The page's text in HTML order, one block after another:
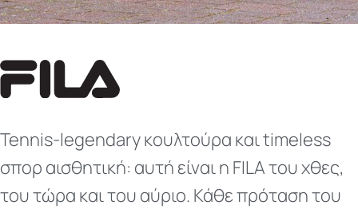
Tennis-legendary κουλτούρα και timeless
σπορ αισθητική: αυτή είναι η FILA του χθες,
του τώρα και του αύριο. Κάθε πρόταση του